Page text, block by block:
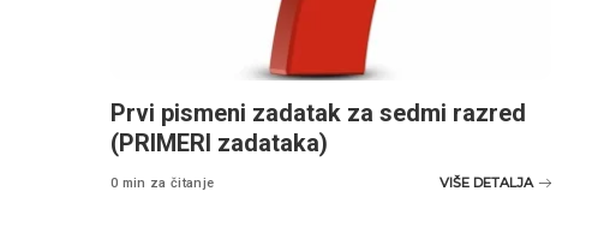
Prvi pismeni zadatak za sedmi razred
(PRIMERI zadataka)
0 min za čitanje VIŠE DETALJA